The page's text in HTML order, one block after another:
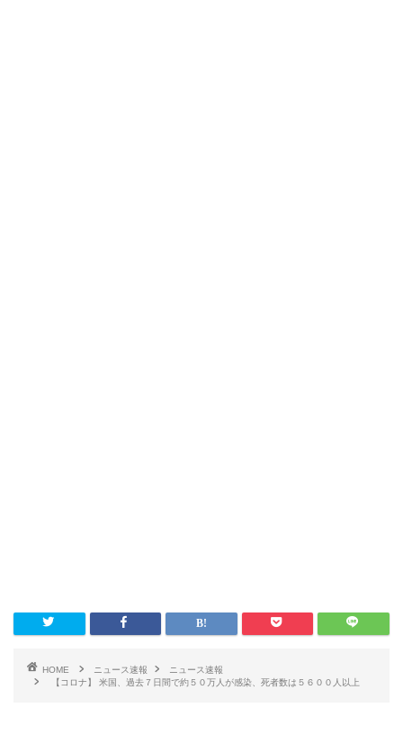
HOME ニュース速報
ニュース速報
【コロナ】 米国、過去７日間で約５０万人が感染、死者数は５６００人以上